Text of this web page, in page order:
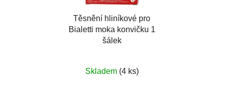
Těsnění hliníkové pro
Bialetti moka konvičku 1
šálek
Skladem (4 ks)